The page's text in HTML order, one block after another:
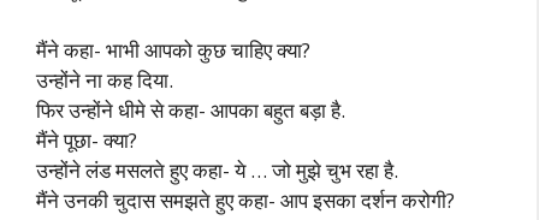
मैंने कहा- भाभी आपको कुछ चाहिए क्या?
उन्होंने ना कह दिया.
फिर उन्होंने धीमे से कहा- आपका बहुत बड़ा है.
मैंने पूछा- क्या?
उन्होंने लंड मसलते हुए कहा- ये … जो मुझे चुभ रहा है.
मैंने उनकी चुदास समझते हुए कहा- आप इसका दर्शन करोगी?